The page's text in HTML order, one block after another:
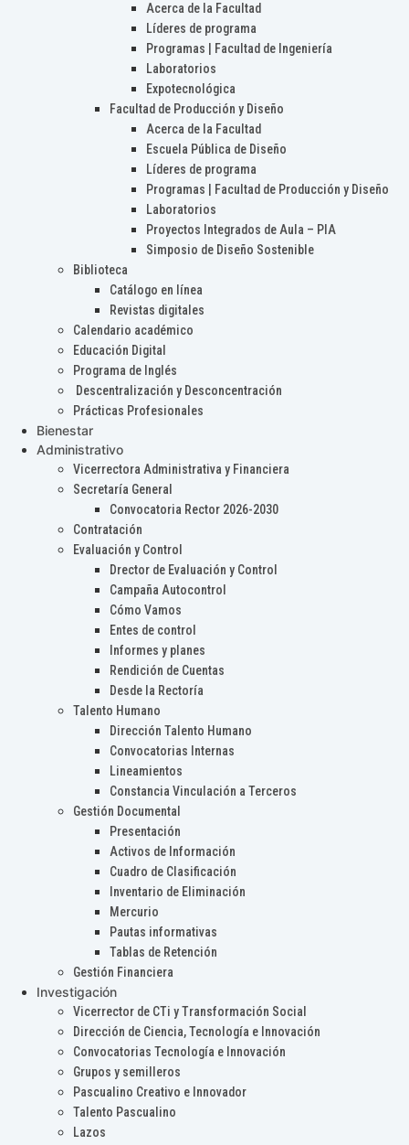
Acerca de la Facultad
Líderes de programa
Programas | Facultad de Ingeniería
Laboratorios
Expotecnológica
Facultad de Producción y Diseño
Acerca de la Facultad
Escuela Pública de Diseño
Líderes de programa
Programas | Facultad de Producción y Diseño
Laboratorios
Proyectos Integrados de Aula – PIA
Simposio de Diseño Sostenible
Biblioteca
Catálogo en línea
Revistas digitales
Calendario académico
Educación Digital
Programa de Inglés
Descentralización y Desconcentración
Prácticas Profesionales
Bienestar
Administrativo
Vicerrectora Administrativa y Financiera
Secretaría General
Convocatoria Rector 2026-2030
Contratación
Evaluación y Control
Drector de Evaluación y Control
Campaña Autocontrol
Cómo Vamos
Entes de control
Informes y planes
Rendición de Cuentas
Desde la Rectoría
Talento Humano
Dirección Talento Humano
Convocatorias Internas
Lineamientos
Constancia Vinculación a Terceros
Gestión Documental
Presentación
Activos de Información
Cuadro de Clasificación
Inventario de Eliminación
Mercurio
Pautas informativas
Tablas de Retención
Gestión Financiera
Investigación
Vicerrector de CTi y Transformación Social
Dirección de Ciencia, Tecnología e Innovación
Convocatorias Tecnología e Innovación
Grupos y semilleros
Pascualino Creativo e Innovador
Talento Pascualino
Lazos